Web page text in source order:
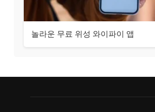
놀라운 무료 위성 와이파이 앱